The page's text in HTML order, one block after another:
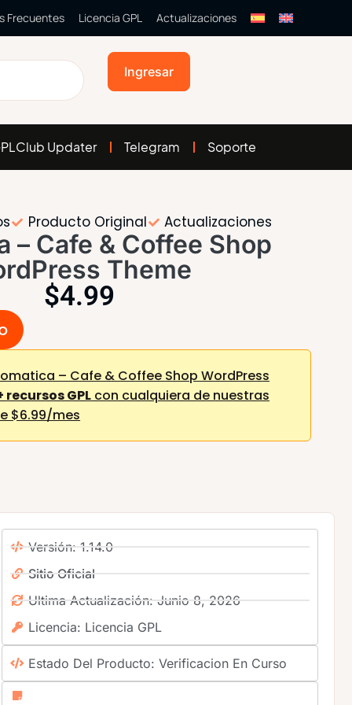
Frecuentes Licencia GPL Actualizaciones
Ingresar
Updater Telegram Soporte
Producto Original Actualizaciones
– Cafe & Coffee Shop
Theme
$4.99
– Cafe & Coffee Shop WordPress
recursos GPL con cualquiera de nuestras
$6.99/mes
Versión: 1.14.0
Sitio Oficial
Ultima Actualización: Junio 8, 2026
Licencia: Licencia GPL
Estado Del Producto: Verificacion En Curso